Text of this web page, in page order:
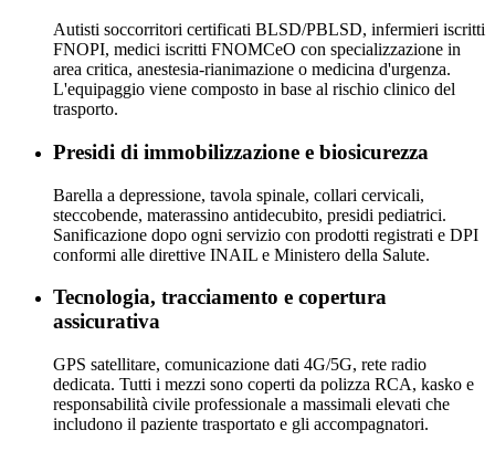
Autisti soccorritori certificati BLSD/PBLSD, infermieri iscritti
FNOPI, medici iscritti FNOMCeO con specializzazione in
area critica, anestesia-rianimazione o medicina d'urgenza.
L'equipaggio viene composto in base al rischio clinico del
trasporto.
Presidi di immobilizzazione e biosicurezza
Barella a depressione, tavola spinale, collari cervicali,
steccobende, materassino antidecubito, presidi pediatrici.
Sanificazione dopo ogni servizio con prodotti registrati e DPI
conformi alle direttive INAIL e Ministero della Salute.
Tecnologia, tracciamento e copertura
assicurativa
GPS satellitare, comunicazione dati 4G/5G, rete radio
dedicata. Tutti i mezzi sono coperti da polizza RCA, kasko e
responsabilità civile professionale a massimali elevati che
includono il paziente trasportato e gli accompagnatori.